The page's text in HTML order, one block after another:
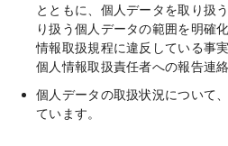
とともに、個人データを取り扱
り扱う個人データの範囲を明確
情報取扱規程に違反している事
個人情報取扱責任者への報告連
個人データの取扱状況について
ています。